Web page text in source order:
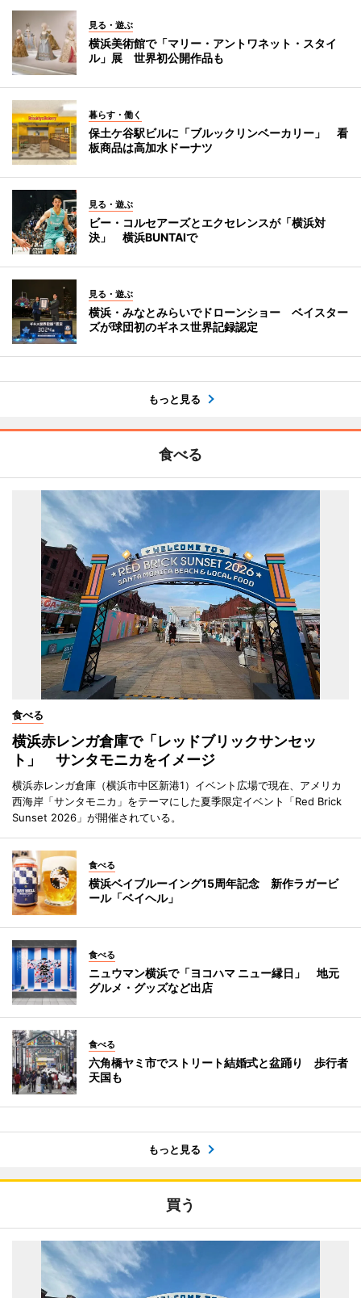
見る・遊ぶ
横浜美術館で「マリー・アントワネット・スタイ
ル」展 世界初公開作品も
暮らす・働く
保土ケ谷駅ビルに「ブルックリンベーカリー」 看
板商品は高加水ドーナツ
見る・遊ぶ
ビー・コルセアーズとエクセレンスが「横浜対
決」 横浜BUNTAIで
見る・遊ぶ
横浜・みなとみらいでドローンショー ベイスター
ズが球団初のギネス世界記録認定
もっと見る
食べる
食べる
横浜赤レンガ倉庫で「レッドブリックサンセッ
ト」 サンタモニカをイメージ
横浜赤レンガ倉庫（横浜市中区新港1）イベント広場で現在、アメリカ
西海岸「サンタモニカ」をテーマにした夏季限定イベント「Red Brick
Sunset 2026」が開催されている。
食べる
横浜ベイブルーイング15周年記念 新作ラガービ
ール「ベイヘル」
食べる
ニュウマン横浜で「ヨコハマ ニュー縁日」 地元
グルメ・グッズなど出店
食べる
六角橋ヤミ市でストリート結婚式と盆踊り 歩行者
天国も
もっと見る
買う